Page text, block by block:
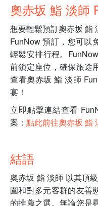
奧赤坂 鮨 淡師
想要輕鬆預訂奧赤坂 鮨
FunNow 預訂，您可以
輕鬆安排行程。
前鎖定座位，確保旅途
查看奧赤坂 鮨 淡師
宴！
立即點擊連結查看
案： 點此前往奧赤坂 鮨
結語
奧赤坂 鮨 淡師 以其頂
圍和對多元客群的友善
的推薦之選。無論您是